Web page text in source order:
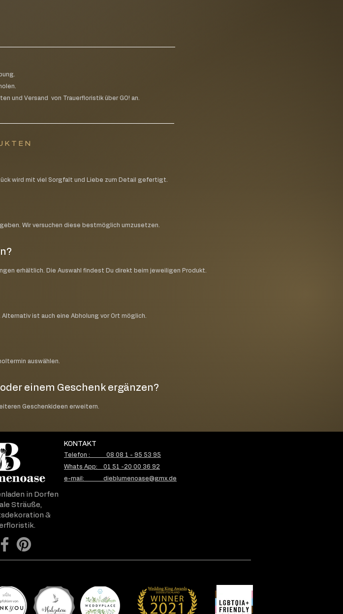
und Versand von Trauerfloristik über GO! an.
wird mit viel Sorgfalt und Liebe zum Detail gefertigt.
Wir versuchen diese bestmöglich umzusetzen.
erhältlich. Die Auswahl findest Du direkt beim jeweiligen Produkt.
ist auch eine Abholung vor Ort möglich.
auswählen.
einem Geschenk ergänzen?
Geschenkideen erweitern.
in Dorfen
Sträuße,
&
KONTAKT
Telefon : 08 08 1 - 95 53 95
Whats App: 01 51 -20 00 36 92
e-mail: dieblumenoase@gmx.de